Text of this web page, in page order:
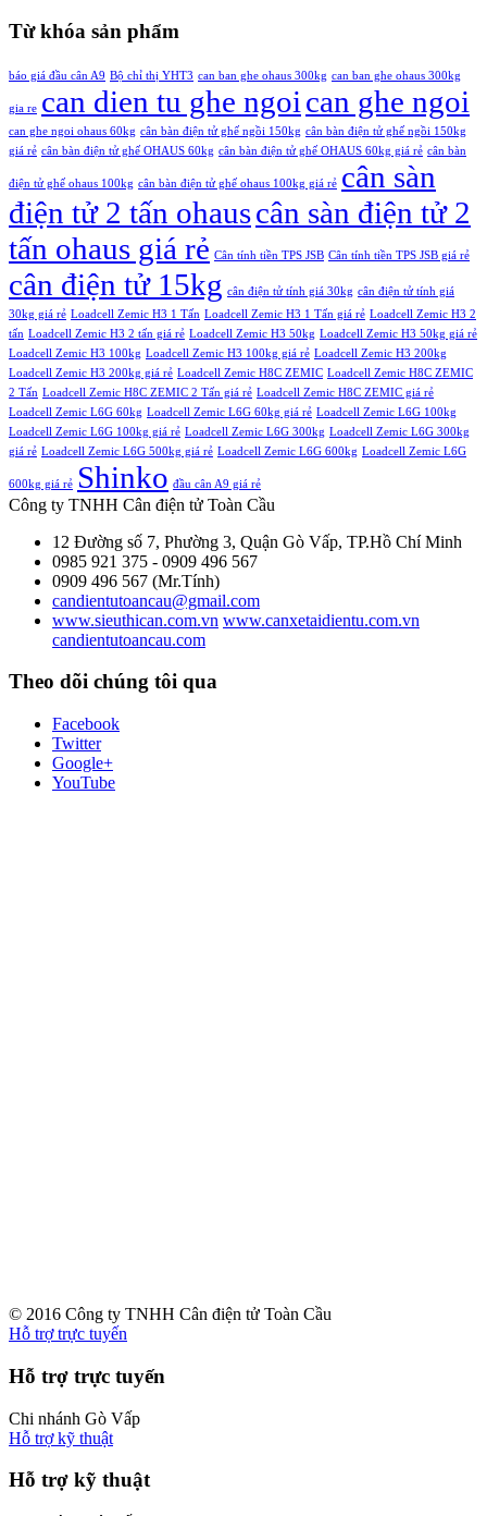
là:
Từ khóa sản phẩm
báo giá đầu cân A9 Bộ chỉ thị YHT3 can ban ghe ohaus 300kg can ban ghe ohaus 300kg
gia re can dien tu ghe ngoi can ghe ngoi
can ghe ngoi ohaus 60kg cân bàn điện tử ghế ngồi 150kg cân bàn điện tử ghế ngồi 150kg
giá rẻ cân bàn điện tử ghế OHAUS 60kg cân bàn điện tử ghế OHAUS 60kg giá rẻ cân bàn
điện tử ghế ohaus 100kg cân bàn điện tử ghế ohaus 100kg giá rẻ cân sàn
điện tử 2 tấn ohauscân sàn điện tử 2
tấn ohaus giá rẻ Cân tính tiền TPS JSB Cân tính tiền TPS JSB giá rẻ
cân điện tử 15kg cân điện tử tính giá 30kg cân điện tử tính giá
30kg giá rẻ Loadcell Zemic H3 1 Tấn Loadcell Zemic H3 1 Tấn giá rẻ Loadcell Zemic H3 2
tấn Loadcell Zemic H3 2 tấn giá rẻ Loadcell Zemic H3 50kg Loadcell Zemic H3 50kg giá rẻ
Loadcell Zemic H3 100kg Loadcell Zemic H3 100kg giá rẻ Loadcell Zemic H3 200kg
Loadcell Zemic H3 200kg giá rẻ Loadcell Zemic H8C ZEMIC Loadcell Zemic H8C ZEMIC
2 Tấn Loadcell Zemic H8C ZEMIC 2 Tấn giá rẻ Loadcell Zemic H8C ZEMIC giá rẻ
Loadcell Zemic L6G 60kg Loadcell Zemic L6G 60kg giá rẻ Loadcell Zemic L6G 100kg
Loadcell Zemic L6G 100kg giá rẻ Loadcell Zemic L6G 300kg Loadcell Zemic L6G 300kg
giá rẻ Loadcell Zemic L6G 500kg giá rẻ Loadcell Zemic L6G 600kg Loadcell Zemic L6G
600kg giá rẻ Shinko đầu cân A9 giá rẻ
Công ty TNHH Cân điện tử Toàn Cầu
12 Đường số 7, Phường 3, Quận Gò Vấp, TP.Hồ Chí Minh
0985 921 375 - 0909 496 567
0909 496 567 (Mr.Tính)
candientutoancau@gmail.com
www.sieuthican.com.vn www.canxetaidientu.com.vn
candientutoancau.com
Theo dõi chúng tôi qua
Facebook
Twitter
Google+
YouTube
© 2016 Công ty TNHH Cân điện tử Toàn Cầu
Hỗ trợ trực tuyến
Hỗ trợ trực tuyến
Chi nhánh Gò Vấp
Hỗ trợ kỹ thuật
Hỗ trợ kỹ thuật